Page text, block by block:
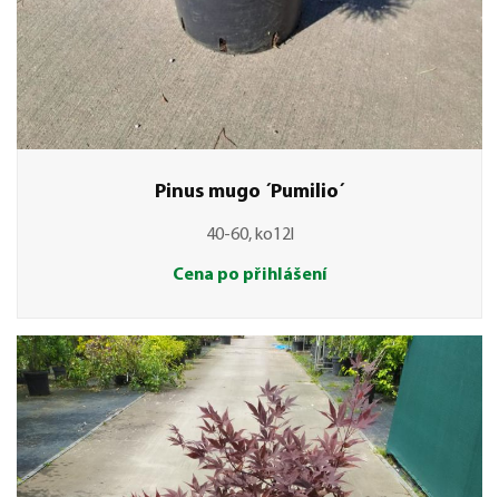
Pinus mugo ´Pumilio´
40-60, ko12l
Cena po přihlášení